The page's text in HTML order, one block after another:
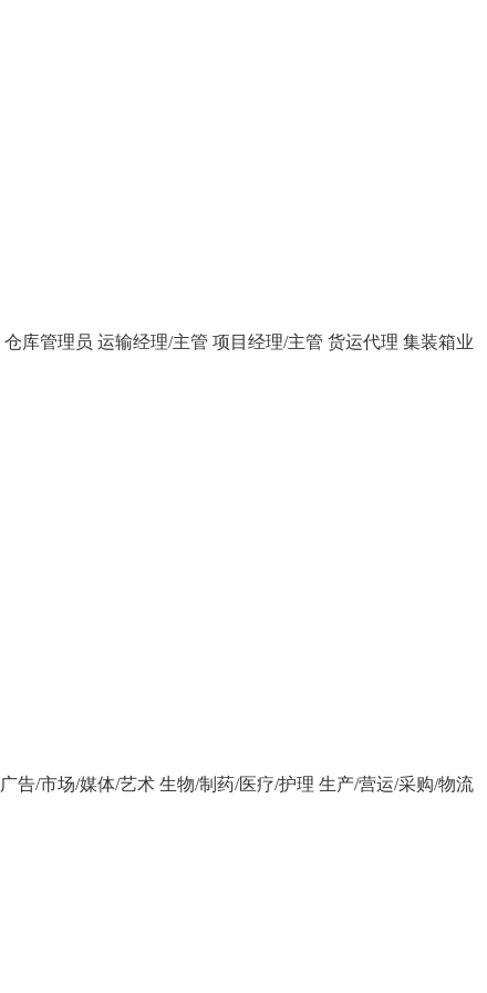
仓库管理员 运输经理/主管 项目经理/主管 货运代理 集装箱业
广告/市场/媒体/艺术 生物/制药/医疗/护理 生产/营运/采购/物流